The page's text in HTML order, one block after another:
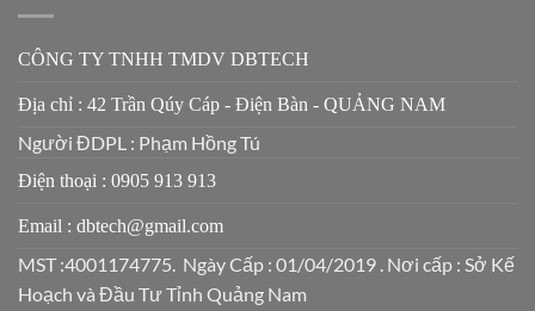
CÔNG TY TNHH TMDV DBTECH
Địa chỉ : 42 Trần Qúy Cáp - Điện Bàn - QUẢNG NAM
Người ĐDPL : Phạm Hồng Tú
Điện thoại : 0905 913 913
Email : dbtech@gmail.com
MST :4001174775. Ngày Cấp : 01/04/2019 . Nơi cấp : Sở Kế
Hoạch và Đầu Tư Tỉnh Quảng Nam